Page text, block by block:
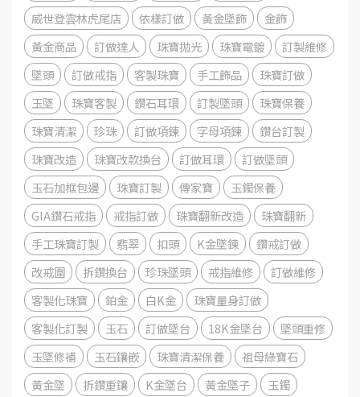
威世登雲林虎尾店
依樣訂做 黃金墜飾
金飾
黃金商品
訂做達人 珠寶拋光 珠寶電鍍
訂製維修
墜頭
訂做戒指 客製珠寶 手工飾品
珠寶訂做
玉墜
珠寶客製 鑽石耳環 訂製墜頭
珠寶保養
珠寶清潔
珍珠 訂做項鍊 字母項鍊
鑽台訂製
珠寶改造
珠寶改款換台 訂做耳環
訂做墜頭
玉石加框包邊
珠寶訂製 傳家寶
玉鐲保養
GIA鑽石戒指
戒指訂做 珠寶翻新改造
珠寶翻新
手工珠寶訂製
翡翠 扣頭 K金墜鍊
鑽戒訂做
改戒圍
拆鑽換台 珍珠墜頭 戒指維修
訂做維修
客製化珠寶
鉑金 白K金
珠寶量身訂做
客製化訂製
玉石 訂做墜台 18K金墜台
墜頭重修
玉墜修補
玉石鑲嵌 珠寶清潔保養
祖母綠寶石
黃金墜
拆鑽重鑲 K金墜台 黃金墜子 玉鐲